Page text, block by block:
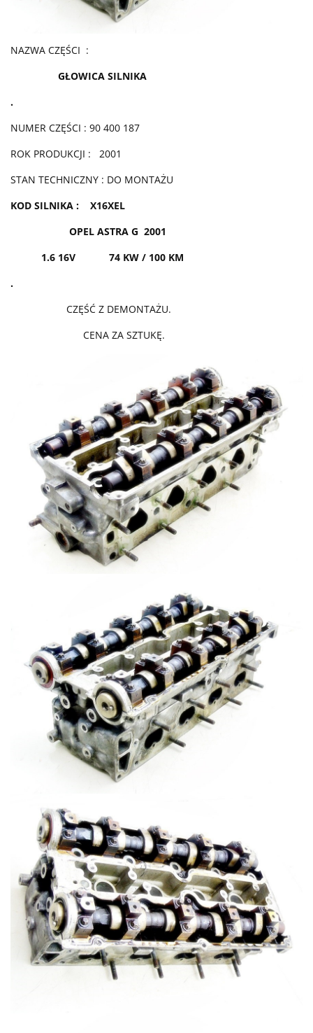
NAZWA CZĘŚCI :
GŁOWICA SILNIKA
.
NUMER CZĘŚCI : 90 400 187
ROK PRODUKCJI : 2001
STAN TECHNICZNY : DO MONTAŻU
KOD SILNIKA : X16XEL
OPEL ASTRA G 2001
1.6 16V 74 KW / 100 KM
.
CZĘŚĆ Z DEMONTAŻU.
CENA ZA SZTUKĘ.